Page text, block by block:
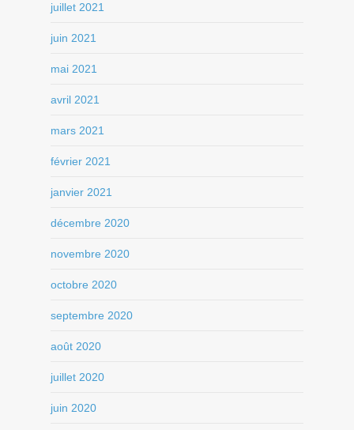
juillet 2021
juin 2021
mai 2021
avril 2021
mars 2021
février 2021
janvier 2021
décembre 2020
novembre 2020
octobre 2020
septembre 2020
août 2020
juillet 2020
juin 2020